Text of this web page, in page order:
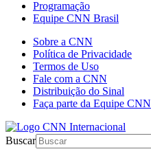
Programação
Equipe CNN Brasil
Sobre a CNN
Política de Privacidade
Termos de Uso
Fale com a CNN
Distribuição do Sinal
Faça parte da Equipe CNN
Buscar